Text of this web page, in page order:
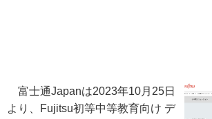
富士通Japanは2023年10月25日
より、Fujitsu初等中等教育向け デ